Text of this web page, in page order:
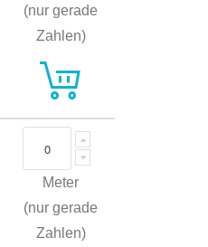
(nur gerade
Zahlen)
Meter
(nur gerade
Zahlen)